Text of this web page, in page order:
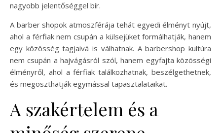
nagyobb jelentőséggel bír.
A barber shopok atmoszférája tehát egyedi élményt nyújt,
ahol a férfiak nem csupán a külsejüket formálhatják, hanem
egy közösség tagjaivá is válhatnak. A barbershop kultúra
nem csupán a hajvágásról szól, hanem egyfajta közösségi
élményről, ahol a férfiak találkozhatnak, beszélgethetnek,
és megoszthatják egymással tapasztalataikat.
A szakértelem és a